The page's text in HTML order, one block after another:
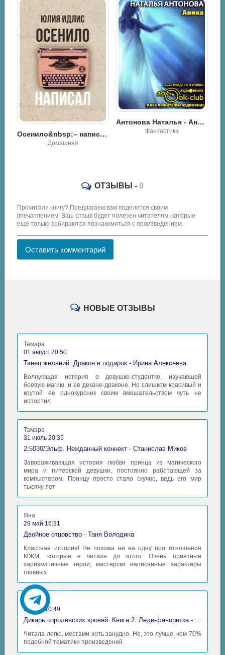
Антонова Наталья - Аника
Фантастика
ОТЗЫВЫ - 0
Прочитали книгу? Предлагаем вам поделится своим
впечатлением! Ваш отзыв будет полезен читателям, которые
еще только собираются познакомиться с произведением.
Оставить комментарий
НОВЫЕ ОТЗЫВЫ
Тамара
01 август 20:50
Танец желаний. Дракон в подарок - Ирина Алексеева
Волнующая история о девушке-студентке, изучающей
боевую магию, и ее декане-драконе. Но слишком красивый и
крутой ее однокурсник своим вмешательством чуть не
испортил
Тамара
31 июль 20:35
2:5030/Эльф. Нежданный коннект - Станислав Миков
Завораживающая история любви принца из магического
мира и питерской девушки, постоянно работающей за
компьютером. Принцу просто стало скучно, ведь его мир
тысячу лет
Яна
29 май 16:31
Двойное отцовство - Таня Володина
Классная история! Не похожа ни на одну про отношения
МЖМ, которые я читала до этого. Очень приятные
харизматичные герои, мастерски написанные характеры
главных
Аида
06 май 10:49
Читала легко, местами хоть занудно. Но, это лучше, чем 70%
подобной тематики произведений.